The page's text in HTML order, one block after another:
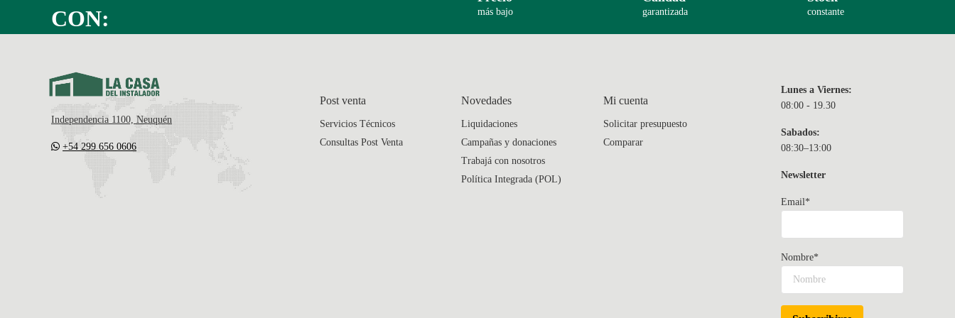
CON:
más bajo garantizada constante
Independencia 1100, Neuquén
+54 299 656 0606
Post venta
Servicios Técnicos
Consultas Post Venta
Novedades
Liquidaciones
Campañas y donaciones
Trabajá con nosotros
Política Integrada (POL)
Mi cuenta
Solicitar presupuesto
Comparar
Lunes a Viernes:
08:00 - 19.30
Sabados:
08:30–13:00
Newsletter
Email*
Nombre*